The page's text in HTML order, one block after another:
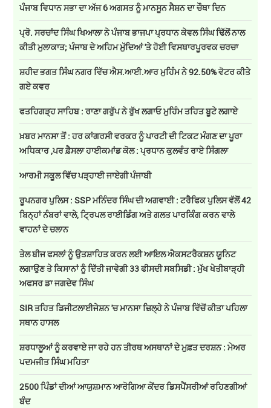
ਪੰਜਾਬ ਵਿਧਾਨ ਸਭਾ ਦਾ ਅੱਜ 6 ਅਗਸਤ ਨੂੰ ਮਾਨਸੂਨ ਸੈਸ਼ਨ ਦਾ ਚੌਥਾ ਦਿਨ
ਪ੍ਰੋ. ਸਰਚਾਂਦ ਸਿੰਘ ਖਿਆਲਾ ਨੇ ਪੰਜਾਬ ਭਾਜਪਾ ਪ੍ਰਧਾਨ ਕੇਵਲ ਸਿੰਘ ਢਿੱਲੋਂ ਨਾਲ
ਕੀਤੀ ਮੁਲਾਕਾਤ; ਪੰਜਾਬ ਦੇ ਅਹਿਮ ਮੁੱਦਿਆਂ 'ਤੇ ਹੋਈ ਵਿਸਥਾਰਪੂਰਵਕ ਚਰਚਾ
ਸ਼ਹੀਦ ਭਗਤ ਸਿੰਘ ਨਗਰ ਵਿੱਚ ਐਸ.ਆਈ.ਆਰ ਮੁਹਿੰਮ ਨੇ 92.50% ਵੋਟਰ ਕੀਤੇ
ਗਏ ਕਵਰ
ਫਤਹਿਗੜ੍ਹ ਸਾਹਿਬ : ਰਾਣਾ ਗਰੁੱਪ ਨੇ ਰੁੱਖ ਲਗਾਓ ਮੁਹਿੰਮ ਤਹਿਤ ਬੂਟੇ ਲਗਾਏ
ਖ਼ਬਰ ਮਾਨਸਾ ਤੋਂ : ਹਰ ਕਾਂਗਰਸੀ ਵਰਕਰ ਨੂੰ ਪਾਰਟੀ ਦੀ ਟਿਕਟ ਮੰਗਣ ਦਾ ਪੂਰਾ
ਅਧਿਕਾਰ ,ਪਰ ਫ਼ੈਸਲਾ ਹਾਈਕਮਾਂਡ ਕੋਲ : ਪ੍ਰਧਾਨ ਕੁਲਵੰਤ ਰਾਏ ਸਿੰਗਲਾ
ਆਰਮੀ ਸਕੂਲ ਵਿੱਚ ਪੜ੍ਹਾਈ ਜਾਏਗੀ ਪੰਜਾਬੀ
ਰੂਪਨਗਰ ਪੁਲਿਸ : SSP ਮਨਿੰਦਰ ਸਿੰਘ ਦੀ ਅਗਵਾਈ : ਟਰੈਫਿਕ ਪੁਲਿਸ ਵੱਲੋਂ 42
ਬਿਨ੍ਹਾਂ ਨੰਬਰਾਂ ਵਾਲੇ, ਟ੍ਰਿਪਲ ਰਾਈਡਿੰਗ ਅਤੇ ਗਲਤ ਪਾਰਕਿੰਗ ਕਰਨ ਵਾਲੇ
ਵਾਹਨਾਂ ਦੇ ਚਲਾਨ
ਤੇਲ ਬੀਜ ਫਸਲਾਂ ਨੂੰ ਉਤਸ਼ਾਹਿਤ ਕਰਨ ਲਈ ਆਇਲ ਐਕਸਟਰੈਕਸ਼ਨ ਯੂਨਿਟ
ਲਗਾਉਣ ਤੇ ਕਿਸਾਨਾਂ ਨੂੰ ਦਿੱਤੀ ਜਾਵੇਗੀ 33 ਫੀਸਦੀ ਸਬਸਿਡੀ : ਮੁੱਖ ਖੇਤੀਬਾੜ੍ਹੀ
ਅਫਸਰ ਡਾ ਜਗਦੇਵ ਸਿੰਘ
SIR ਤਹਿਤ ਡਿਜੀਟਲਾਈਜੇਸ਼ਨ 'ਚ ਮਾਨਸਾ ਜ਼ਿਲ੍ਹੇ ਨੇ ਪੰਜਾਬ ਵਿੱਚੋਂ ਕੀਤਾ ਪਹਿਲਾ
ਸਥਾਨ ਹਾਸਲ
ਸ਼ਰਧਾਲੂਆਂ ਨੂੰ ਕਰਵਾਏ ਜਾ ਰਹੇ ਹਨ ਤੀਰਥ ਅਸਥਾਨਾਂ ਦੇ ਮੁਫ਼ਤ ਦਰਸ਼ਨ : ਮੇਅਰ
ਪਦਮਜੀਤ ਸਿੰਘ ਮਹਿਤਾ
2500 ਪਿੰਡਾਂ ਦੀਆਂ ਆਯੁਸ਼ਮਾਨ ਆਰੋਗਿਆ ਕੇਂਦਰ ਡਿਸਪੈਂਸਰੀਆਂ ਰਹਿਣਗੀਆਂ
ਬੰਦ